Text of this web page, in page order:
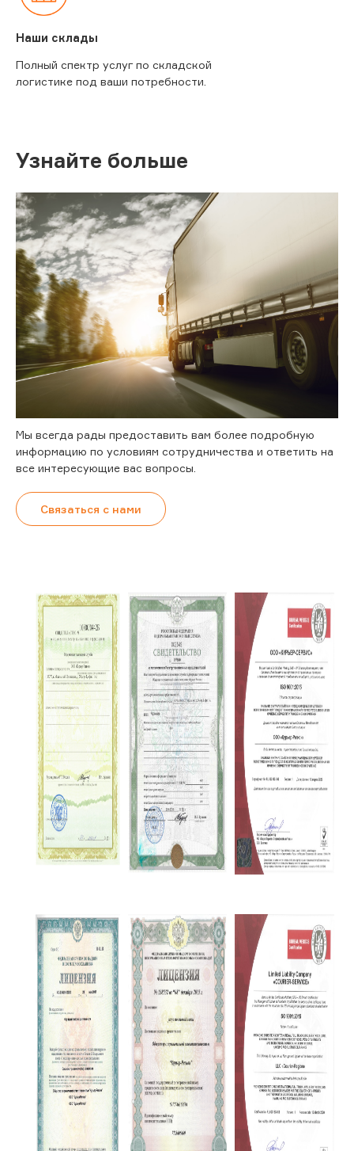
Наши склады
Полный спектр услуг по складской
логистике под ваши потребности.
Узнайте больше
Мы всегда рады предоставить вам более подробную
информацию по условиям сотрудничества и ответить на
все интересующие вас вопросы.
Связаться с нами